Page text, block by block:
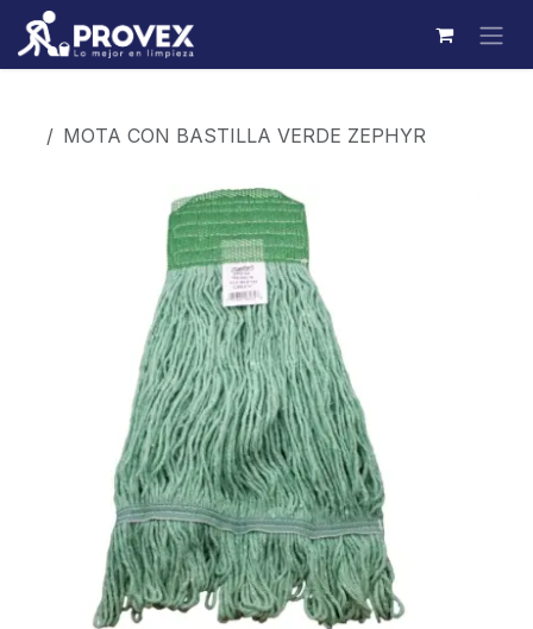
Ir al contenido
MOTA CON BASTILLA VERDE ZEPHYR